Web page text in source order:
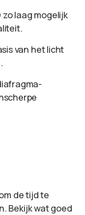
zo laag mogelijk
van het licht
de tijd te
Bekijk wat goed